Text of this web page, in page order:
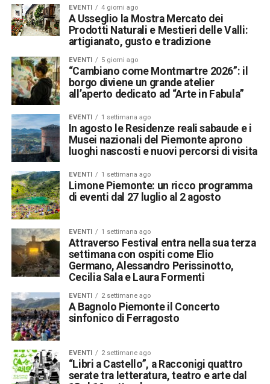
EVENTI 4 giorni ago
A Usseglio la Mostra Mercato dei
Prodotti Naturali e Mestieri delle Valli:
artigianato, gusto e tradizione
EVENTI 5 giorni ago
“Cambiano come Montmartre 2026”: il
borgo diviene un grande atelier
all’aperto dedicato ad “Arte in Fabula”
EVENTI 1 settimana ago
In agosto le Residenze reali sabaude e i
Musei nazionali del Piemonte aprono
luoghi nascosti e nuovi percorsi di visita
EVENTI 1 settimana ago
Limone Piemonte: un ricco programma
di eventi dal 27 luglio al 2 agosto
EVENTI 1 settimana ago
Attraverso Festival entra nella sua terza
settimana con ospiti come Elio
Germano, Alessandro Perissinotto,
Cecilia Sala e Laura Formenti
EVENTI 2 settimane ago
A Bagnolo Piemonte il Concerto
sinfonico di Ferragosto
EVENTI 2 settimane ago
“Libri a Castello”, a Racconigi quattro
serate tra letteratura, teatro e arte dal